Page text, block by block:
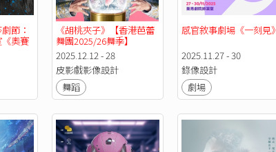
Information》
》
》
》
》
命》
節：
奧賽
《胡桃夾子》【香港芭蕾
舞團2025/26舞季】
2025.12.12 - 28
皮影戲影像設計
舞蹈
感官敘事劇場《一刻見》
2025.11.27 - 30
錄像設計
劇場